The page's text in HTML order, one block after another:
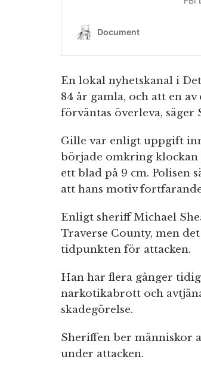
En lokal nyhetskanal i
84 år gamla, och att en
förväntas överleva, säger
Gille var enligt uppgift
började omkring klockan
ett blad på 9 cm. Polisen
att hans motiv
Enligt sheriff Michael
Traverse County, men
tidpunkten för attacken.
Han har flera gånger
narkotikabrott och
skadegörelse.
Sheriffen ber människor
under attacken.